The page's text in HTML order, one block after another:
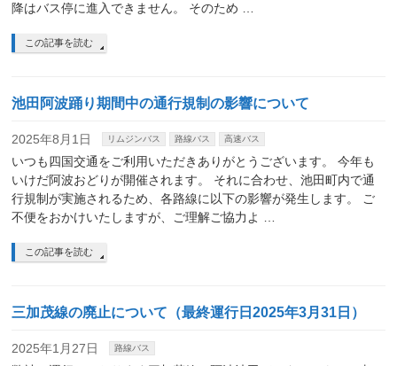
降はバス停に進入できません。 そのため …
この記事を読む
池田阿波踊り期間中の通行規制の影響について
2025年8月1日 リムジンバス 路線バス 高速バス
いつも四国交通をご利用いただきありがとうございます。 今年も
いけだ阿波おどりが開催されます。 それに合わせ、池田町内で通
行規制が実施されるため、各路線に以下の影響が発生します。 ご
不便をおかけいたしますが、ご理解ご協力よ …
この記事を読む
三加茂線の廃止について（最終運行日2025年3月31日）
2025年1月27日 路線バス